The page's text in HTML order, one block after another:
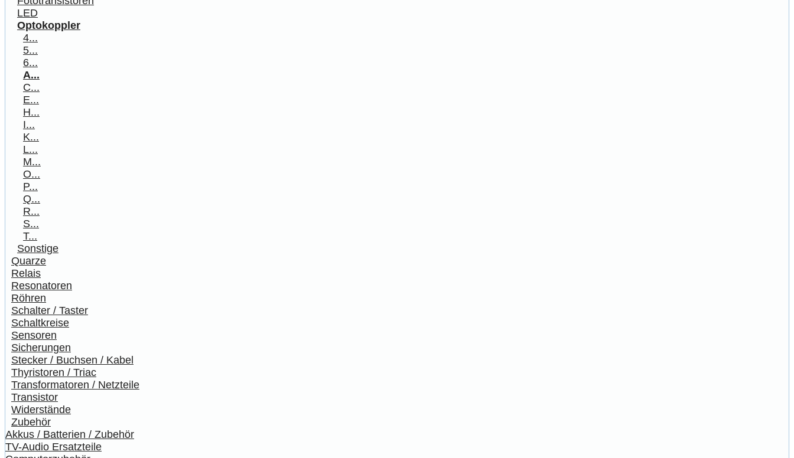
LED
Optokoppler
4...
5...
6...
A...
C...
E...
H...
I...
K...
L...
M...
O...
P...
Q...
R...
S...
T...
Sonstige
Quarze
Relais
Resonatoren
Röhren
Schalter / Taster
Schaltkreise
Sensoren
Sicherungen
Stecker / Buchsen / Kabel
Thyristoren / Triac
Transformatoren / Netzteile
Transistor
Widerstände
Zubehör
Akkus / Batterien / Zubehör
TV-Audio Ersatzteile